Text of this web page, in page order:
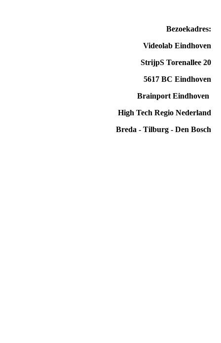
Bezoekadres:
Videolab Eindhoven
StrijpS Torenallee 20
5617 BC Eindhoven
Brainport Eindhoven
High Tech Regio Nederland
Breda - Tilburg - Den Bosch